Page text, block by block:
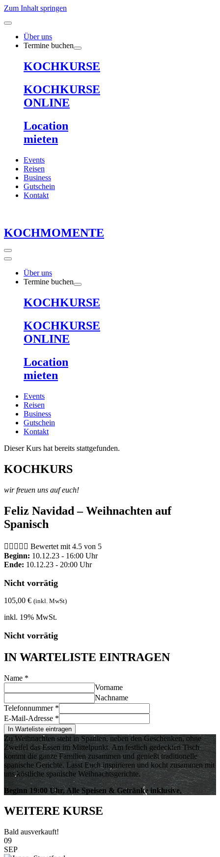
Zum Inhalt springen
Über uns
Termine buchen
KOCHKURSE
KOCHKURSE
ONLINE
Location
mieten
Events
Reisen
Business
Gutschein
Kontakt
KOCHMOMENTE
Über uns
Termine buchen
KOCHKURSE
KOCHKURSE
ONLINE
Location
mieten
Events
Reisen
Business
Gutschein
Kontakt
Dieser Kurs hat bereits stattgefunden.
KOCHKURS
wir freuen uns auf euch!
Feliz Navidad – Weihnachten auf
Spanisch
     Bewertet mit 4.5 von 5
Beginn: 10.12.23 - 16:00 Uhr
Ende: 10.12.23 - 20:00 Uhr
Nicht vorrätig
105,00 € (inkl. MwSt)
inkl. 19% MwSt.
Nicht vorrätig
IN WARTELISTE EINTRAGEN
Name *
Vorname
Nachname
Telefonnummer *
E-Mail-Adresse *
In Warteliste eintragen
Zu Weihnachten steht in Spanien, neben den Geschenken, ohne
Zweifel das Essen im Mittelpunkt. Am festlich gedeckten Tisch
kommt die ganze Familien zusammen und genießt traditionelle
spanische Gerichte. Lasst Euch inspirieren und kocht zusammen mit
uns köstliche spanische Weihnachtsgerichte.
Beginn 19:00 Uhr, Alle Speisen & Getränke inklusive,
WEITERE KURSE
Bald ausverkauft!
09
SEP